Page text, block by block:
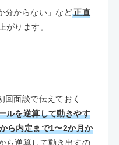
分からない」など正直
がります。
回面談で伝えておく
ルを逆算して動きやす
ら内定まで1〜2か月か
ら逆算して動き出すの